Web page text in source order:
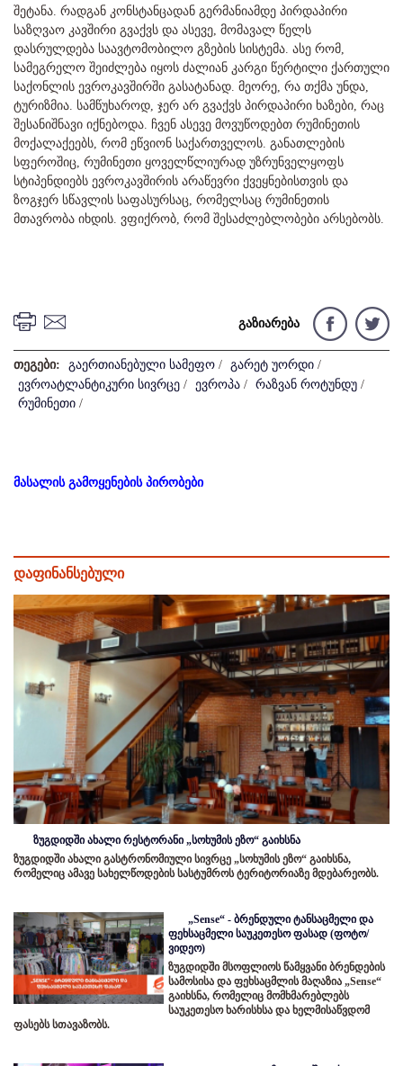
შეტანა. რადგან კონსტანცადან გერმანიამდე პირდაპირი
საზღვაო კავშირი გვაქვს და ასევე, მომავალ წელს
დასრულდება საავტომობილო გზების სისტემა. ასე რომ,
სამეგრელო შეიძლება იყოს ძალიან კარგი წერტილი ქართული
საქონლის ევროკავშირში გასატანად. მეორე, რა თქმა უნდა,
ტურიზმია. სამწუხაროდ, ჯერ არ გვაქვს პირდაპირი ხაზები, რაც
შესანიშნავი იქნებოდა. ჩვენ ასევე მოვუწოდებთ რუმინეთის
მოქალაქეებს, რომ ეწვიონ საქართველოს. განათლების
სფეროშიც, რუმინეთი ყოველწლიურად უზრუნველყოფს
სტიპენდიებს ევროკავშირის არაწევრი ქვეყნებისთვის და
ზოგჯერ სწავლის საფასურსაც, რომელსაც რუმინეთის
მთავრობა იხდის. ვფიქრობ, რომ შესაძლებლობები არსებობს.
გაზიარება
თეგები: გაერთიანებული სამეფო / გარეტ უორდი /
ევროატლანტიკური სივრცე / ევროპა / რაზვან როტუნდუ /
რუმინეთი /
მასალის გამოყენების პირობები
დაფინანსებული
ზუგდიდში ახალი რესტორანი „სოხუმის ეზო“ გაიხსნა
ზუგდიდში ახალი გასტრონომიული სივრცე „სოხუმის ეზო“ გაიხსნა,
რომელიც ამავე სახელწოდების სასტუმროს ტერიტორიაზე მდებარეობს.
„Sense“ - ბრენდული ტანსაცმელი და
ფეხსაცმელი საუკეთესო ფასად (ფოტო/
ვიდეო)
ზუგდიდში მსოფლიოს წამყვანი ბრენდების
სამოსისა და ფეხსაცმლის მაღაზია „Sense“
გაიხსნა, რომელიც მომხმარებლებს
საუკეთესო ხარისხსა და ხელმისაწვდომ
ფასებს სთავაზობს.